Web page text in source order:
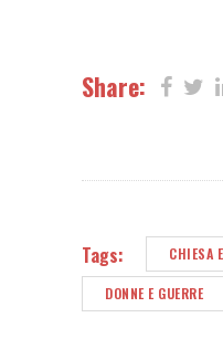
Share:
Tags: CHIESA
DONNE E GUERRE